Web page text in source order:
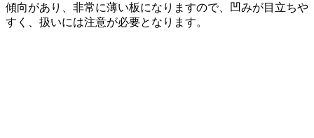
傾向があり、非常に薄い板になりますので、凹みが目立ちや
すく、扱いには注意が必要となります。